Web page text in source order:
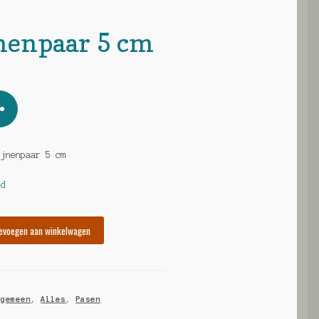
5 cm
5 cm
aan winkelwagen
,Alles ,Pasen